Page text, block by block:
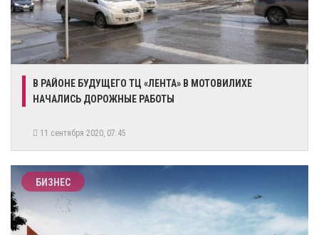
В РАЙОНЕ БУДУЩЕГО ТЦ «ЛЕНТА» В МОТОВИЛИХЕ
НАЧАЛИСЬ ДОРОЖНЫЕ РАБОТЫ
11 сентября 2020, 07:45
БИЗНЕС